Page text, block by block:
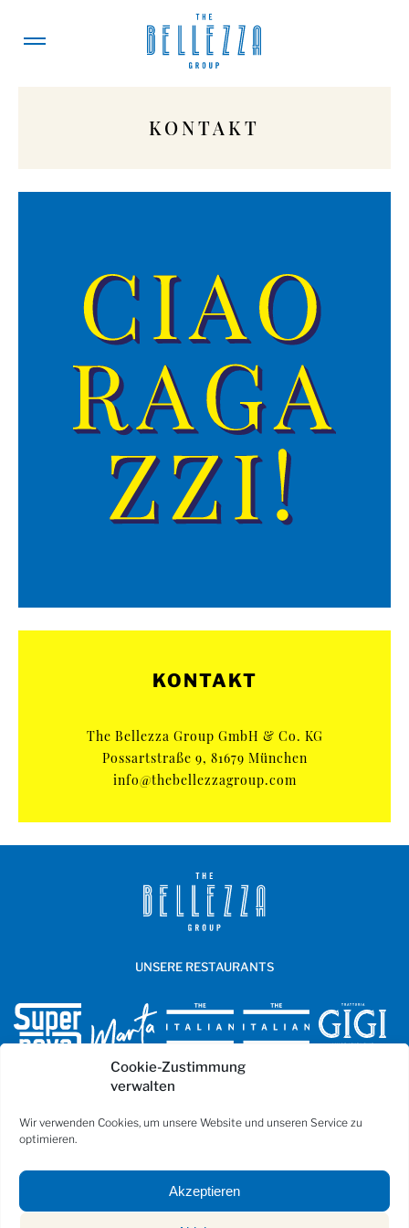
Cookie-Zustimmung
verwalten
Wir verwenden Cookies, um unsere Website und unseren Service zu
optimieren.
Akzeptieren
KONTAKT
KONTAKT
The Bellezza Group GmbH & Co. KG
Possartstraße 9, 81679 München
info@thebellezzagroup.com
UNSERE RESTAURANTS
ÜBER UNS
KONTAKT
KOOPERATION